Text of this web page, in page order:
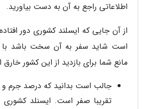
اطلاعاتی راجع به آن به دست بیاورید.
از آن جایی که ایسلند کشوری دور
است شاید سفر به آن سخت باشد با
مانع شما برای بازدید از این کشور خارق
جالب است بدانید که درصد جرم
تقریبا صفر است. ایسنلد